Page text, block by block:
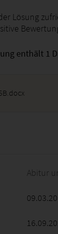
Lösung
enthält 1
Abitur